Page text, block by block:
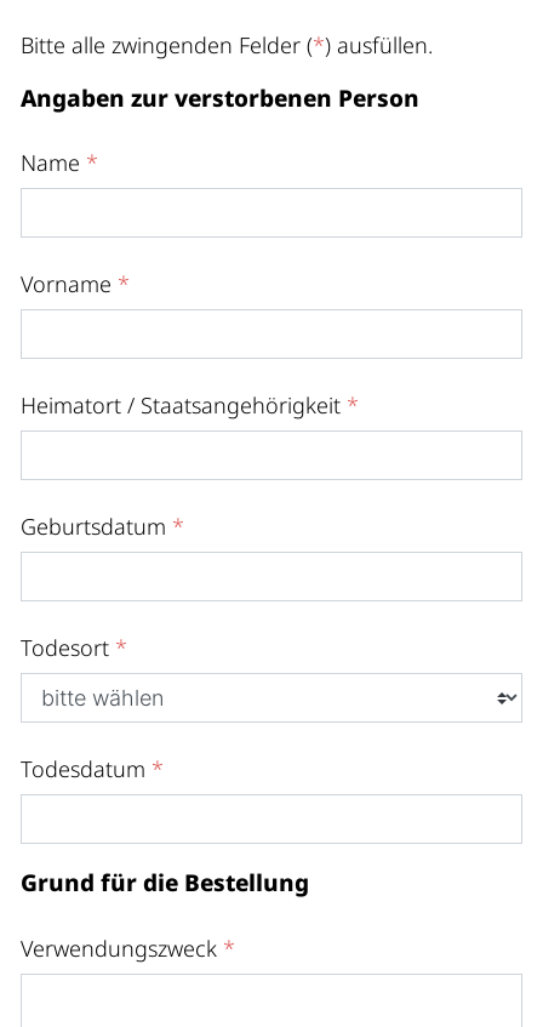
Bitte alle zwingenden Felder (*) ausfüllen.
Angaben zur verstorbenen Person
Name *
Vorname *
Heimatort / Staatsangehörigkeit *
Geburtsdatum *
Todesort *
Todesdatum *
Grund für die Bestellung
Verwendungszweck *